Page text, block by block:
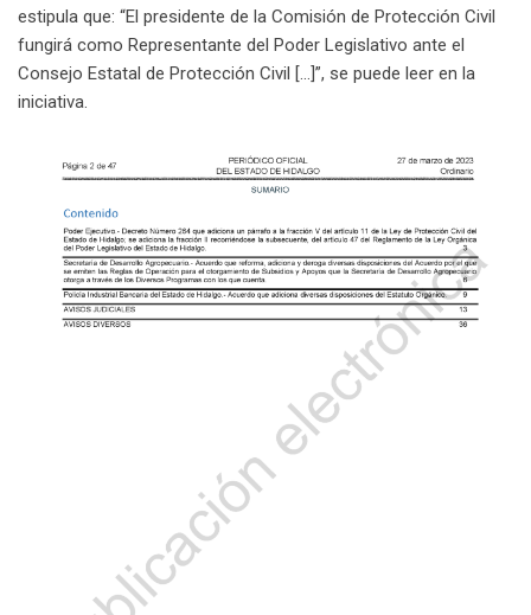
estipula que: “El presidente de la Comisión de Protección Civil
fungirá como Representante del Poder Legislativo ante el
Consejo Estatal de Protección Civil […]”, se puede leer en la
iniciativa.